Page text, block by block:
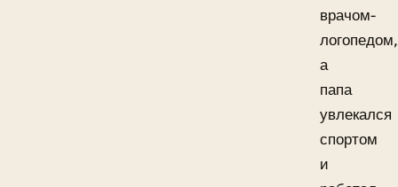
врачом-
логопедом,
а
папа
увлекался
спортом
и